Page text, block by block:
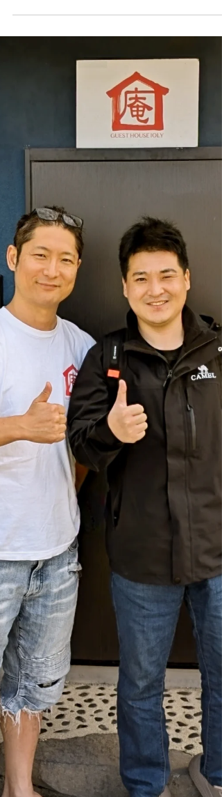
韓国在住のカナダ人女性
去る去年の10月、ゲストハウス庵（いおり）大阪
に、カナダ人女性が宿泊されました！ カナダはケ
ベック州出身のこの女性、フランス語が母語で、
そのほかに英語、スペイン語、イタリア語が話せ
るそうです。また、現在は韓国に留学していると
のことで、韓国語も話すとのこと。このたび日本